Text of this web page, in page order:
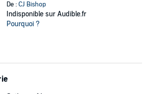
De :CJ Bishop
Indisponible sur Audible.fr
Pourquoi ?